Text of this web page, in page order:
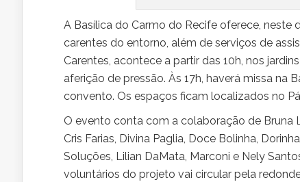
A Basílica do Carmo do Recife oferece, neste
carentes do entorno, além de serviços de
Carentes, acontece a partir das 10h, nos
aferição de pressão. Às 17h, haverá missa na
convento. Os espaços ficam localizados no
O evento conta com a colaboração de Bruna
Cris Farias, Divina Paglia, Doce Bolinha,
Soluções, Lilian DaMata, Marconi e Nely
voluntários do projeto vai circular pela